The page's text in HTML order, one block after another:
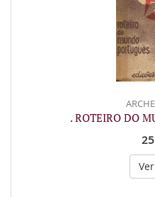
. ROTEIRO DO